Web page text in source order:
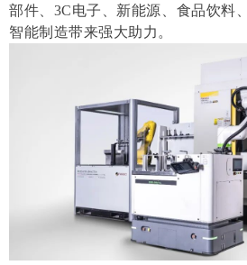
部件、3C电子、新能源、食品饮料
智能制造带来强大助力。